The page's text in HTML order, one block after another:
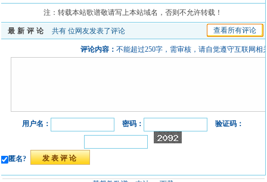
注：转载本站歌谱敬请写上本站域名，否则不允许转载！
最新评论 共有位网友发表了评论 查看所有评论
评论内容：不能超过250字，需审核，请自觉遵守互联网相
用户名： 密码： 验证码：
匿名?